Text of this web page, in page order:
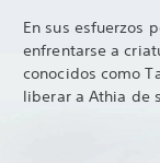
En sus esfuerzos
enfrentarse a
conocidos como
liberar a Athia de